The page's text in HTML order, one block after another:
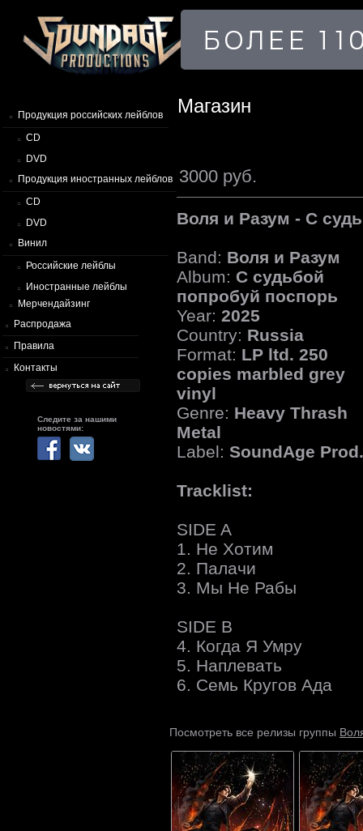
Продукция российских лейблов
CD
DVD
Продукция иностранных лейблов
CD
DVD
Винил
Российские лейблы
Иностранные лейблы
Мерчендайзинг
Распродажа
Правила
Контакты
Следите за нашими
новостями:
Магазин
3000 руб.
Воля и Разум - С
Band: Воля и Разум
Album: С судьбой
попробуй поспорь
Year: 2025
Country: Russia
Format: LP ltd. 250
copies marbled grey
vinyl
Genre: Heavy Thrash
Metal
Label: SoundAge Prod.
Tracklist:
SIDE A
1. Не Хотим
2. Палачи
3. Мы Не Рабы
SIDE B
4. Когда Я Умру
5. Наплевать
6. Семь Кругов Ада
Посмотреть все релизы группы